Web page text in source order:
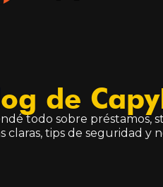
de
todo sobre préstamos,
claras, tips de seguridad y